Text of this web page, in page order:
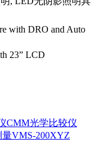
with DRO and Auto
23” LCD
CMM光学比较仪
量VMS-200XYZ